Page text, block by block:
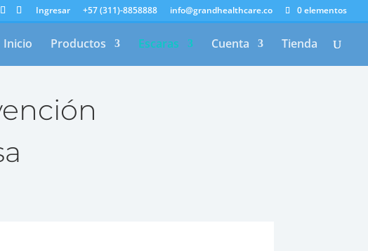
Ingresar +57 (311)-8858888 info@grandhealthcare.co 0 elementos
Inicio Productos Escaras Cuenta Tienda